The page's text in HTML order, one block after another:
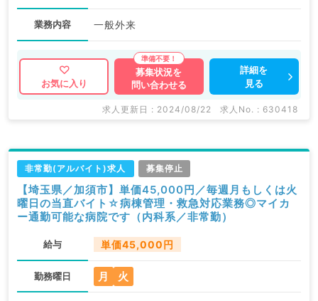
業務内容 一般外来
お気に入り
募集状況を
問い合わせる
詳細を
見る
求人更新日 : 2024/08/22 求人No. : 630418
非常勤(アルバイト)求人 募集停止
【埼玉県／加須市】単価45,000円／毎週月もしくは火
曜日の当直バイト☆病棟管理・救急対応業務◎マイカ
ー通勤可能な病院です（内科系／非常勤）
給与 単価45,000円
勤務曜日 月 火